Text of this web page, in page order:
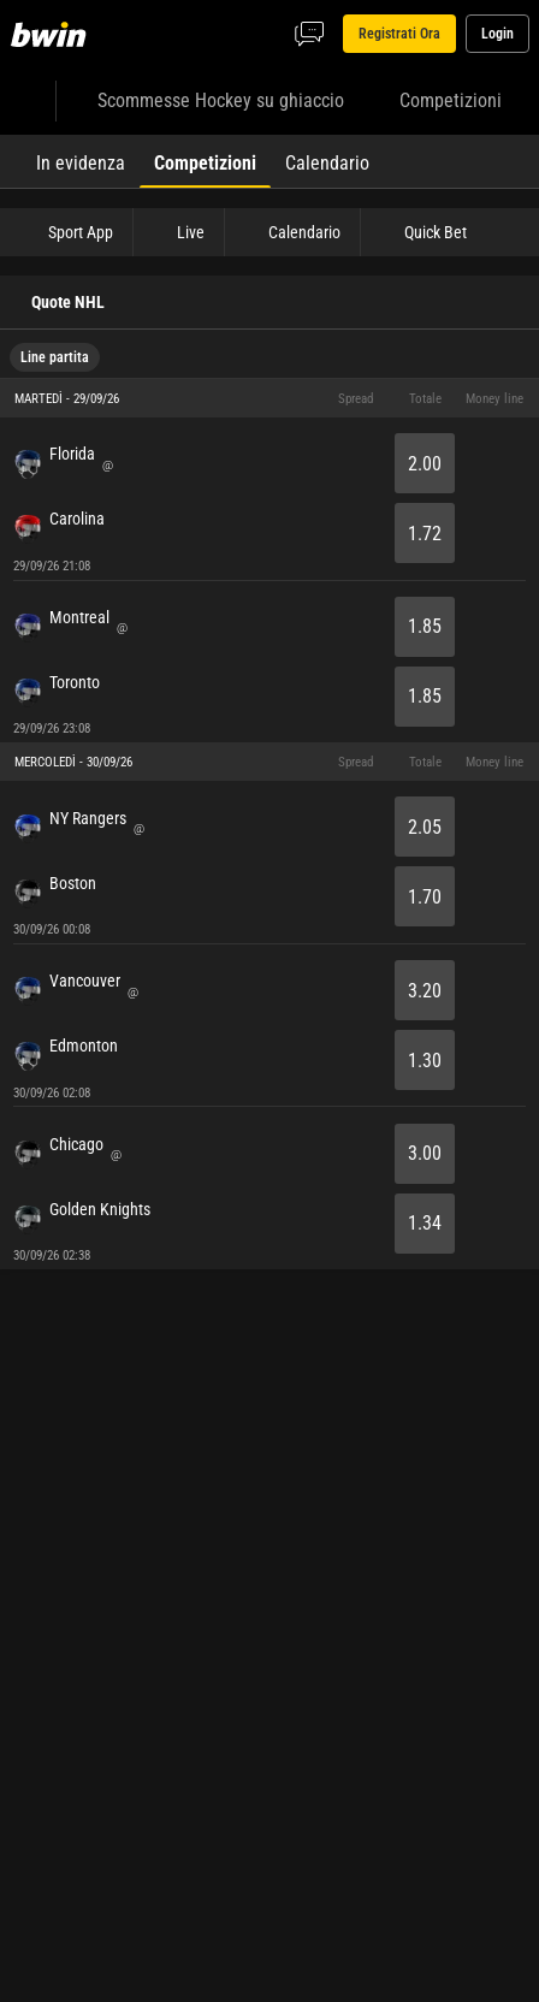
Registrati Ora Login
Scommesse Hockey su ghiaccio Competizioni
In evidenza Competizioni Calendario
Sport App Live Calendario Quick Bet
Quote NHL
Line partita
MARTEDÌ - 29/09/26 Spread Totale Money line
Florida
@
Carolina
29/09/26 21:08
2.00
1.72
Montreal
@
Toronto
29/09/26 23:08
1.85
1.85
MERCOLEDÌ - 30/09/26 Spread Totale Money line
NY Rangers
@
Boston
30/09/26 00:08
2.05
1.70
Vancouver
@
Edmonton
30/09/26 02:08
3.20
1.30
Chicago
@
Golden Knights
30/09/26 02:38
3.00
1.34